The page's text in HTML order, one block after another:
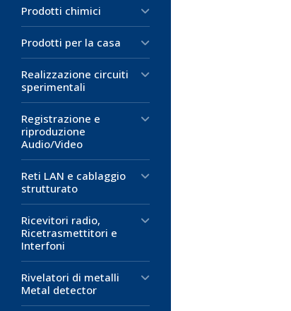
Prodotti chimici
Prodotti per la casa
Realizzazione circuiti
sperimentali
Registrazione e
riproduzione
Audio/Video
Reti LAN e cablaggio
strutturato
Ricevitori radio,
Ricetrasmettitori e
Interfoni
Rivelatori di metalli
Metal detector